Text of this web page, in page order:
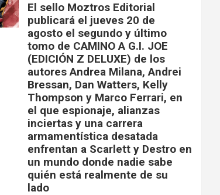
El sello Moztros Editorial
publicará el jueves 20 de
agosto el segundo y último
tomo de CAMINO A G.I. JOE
(EDICIÓN Z DELUXE) de los
autores Andrea Milana, Andrei
Bressan, Dan Watters, Kelly
Thompson y Marco Ferrari, en
el que espionaje, alianzas
inciertas y una carrera
armamentística desatada
enfrentan a Scarlett y Destro en
un mundo donde nadie sabe
quién está realmente de su
lado